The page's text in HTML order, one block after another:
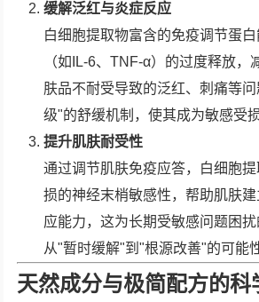
缓解泛红与炎症反应
白细胞提取物富含的免疫调节蛋
（如IL-6、TNF-α）的过度释放，
肤品不耐受导致的泛红、刺痛等
级"的舒缓机制，使其成为敏感受
提升肌肤耐受性
通过调节肌肤免疫应答，白细胞
损的神经末梢敏感性，帮助肌肤
应能力，这为长期受敏感问题困
从"暂时缓解"到"根源改善"的可能
天然成分与极简配方的科